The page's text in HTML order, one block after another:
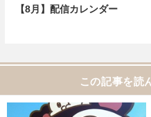
【8月】配信カレンダー
この記事を読